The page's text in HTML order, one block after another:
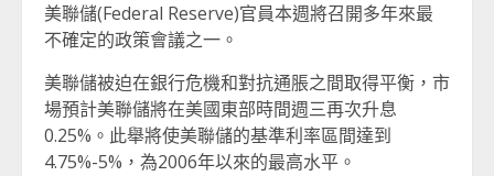
美聯儲(Federal Reserve)官員本週將召開多年來最
不確定的政策會議之一。
美聯儲被迫在銀行危機和對抗通脹之間取得平衡，市
場預計美聯儲將在美國東部時間週三再次升息
0.25%。此舉將使美聯儲的基準利率區間達到
4.75%-5%，為2006年以來的最高水平。